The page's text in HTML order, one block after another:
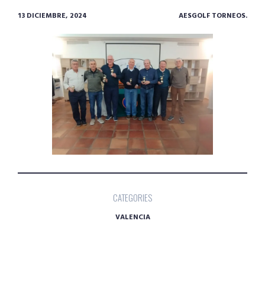
13 DICIEMBRE, 2024 AESGOLF TORNEOS.
CATEGORIES
VALENCIA